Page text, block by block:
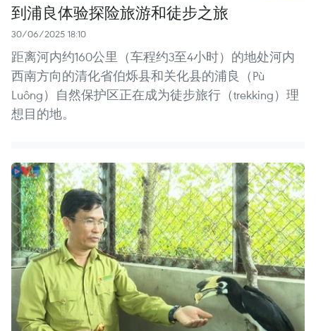
到浦良体验探险旅游和徒步之旅
30/06/2025 18:10
距离河内约160公里（车程约3至4小时）的地处河内
西南方向的清化省伯烁县和关化县的浦良（Pù
Luông）自然保护区正在成为徒步旅行（trekking）理
想目的地。